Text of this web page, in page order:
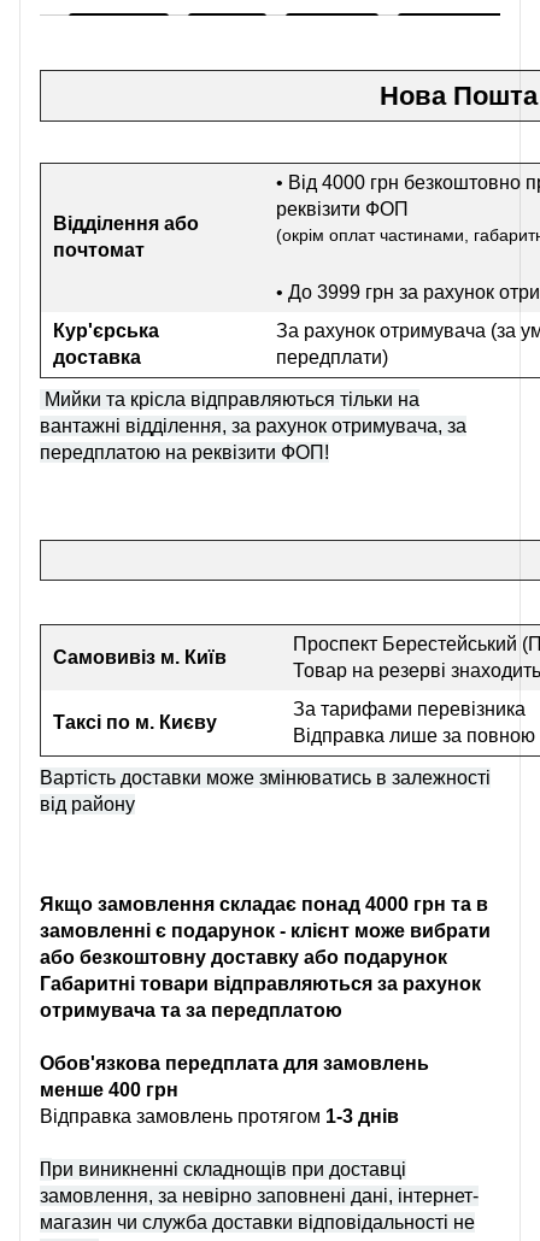
Нова Пошта
Відділення або
почтомат
• Від 4000 грн безкоштовно
реквізити ФОП
(окрім оплат частинами,
• До 3999 грн за рахунок
Кур'єрська
доставка
За рахунок отримувача (за
передплати)
Мийки та крісла відправляються тільки на
вантажні відділення, за рахунок отримувача, за
передплатою на реквізити ФОП!
Самовивіз м. Київ
Проспект Берестейський
Товар на резерві
Таксі по м. Києву
За тарифами перевізника
Відправка лише за
Вартість доставки може змінюватись в залежності
від району
Якщо замовлення складає понад 4000 грн та в
замовленні є подарунок - клієнт може вибрати
або безкоштовну доставку або подарунок
Габаритні товари відправляються за рахунок
отримувача та за передплатою
Обов'язкова передплата для замовлень
менше 400 грн
Відправка замовлень протягом 1-3 днів
При виникненні складнощів при доставці
замовлення, за невірно заповнені дані, інтернет-
магазин чи служба доставки відповідальності не